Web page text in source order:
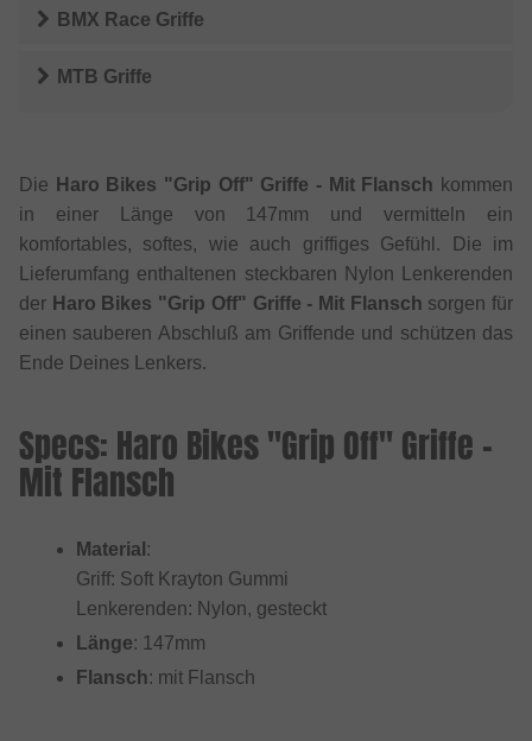
BMX Race Griffe
MTB Griffe
Die Haro Bikes "Grip Off" Griffe - Mit Flansch kommen
in einer Länge von 147mm und vermitteln ein
komfortables, softes, wie auch griffiges Gefühl. Die im
Lieferumfang enthaltenen steckbaren Nylon Lenkerenden
der Haro Bikes "Grip Off" Griffe - Mit Flansch sorgen für
einen sauberen Abschluß am Griffende und schützen das
Ende Deines Lenkers.
Specs: Haro Bikes "Grip Off" Griffe -
Mit Flansch
Material :
Griff: Soft Krayton Gummi
Lenkerenden: Nylon, gesteckt
Länge: 147mm
Flansch: mit Flansch